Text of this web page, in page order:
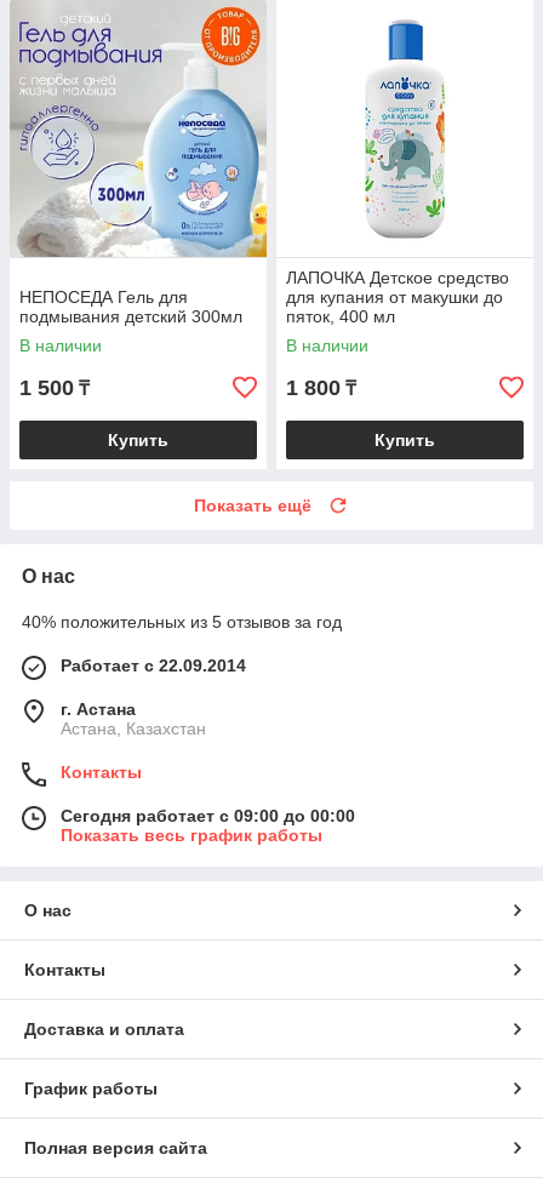
НЕПОСЕДА Гель для
подмывания детский 300мл
В наличии
1 500 ₸
Купить
ЛАПОЧКА Детское средство
для купания от макушки до
пяток, 400 мл
В наличии
1 800 ₸
Купить
Показать ещё
О нас
40% положительных из 5 отзывов за год
Работает с 22.09.2014
г. Астана
Астана, Казахстан
Контакты
Сегодня работает с 09:00 до 00:00
Показать весь график работы
О нас
Контакты
Доставка и оплата
График работы
Полная версия сайта